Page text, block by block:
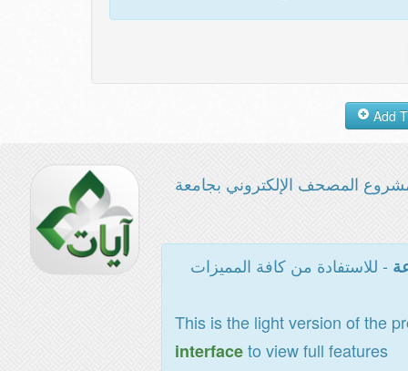
المصحف الإلكتروني بجامعة
- للاستفادة من كافة المميزات
This is the light version of the
interfaceto view full features